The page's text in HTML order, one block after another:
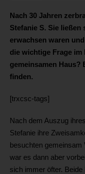
Nach 30 Jahren
Stefanie S. Sie
erwachsen waren
die wichtige Frage im
gemeinsamen Haus?
finden.
[trxcsc-tags]
Nach dem Auszug
Stefanie ihre
besuchten gemeinsam
war es dann aber
sich immer öfter.